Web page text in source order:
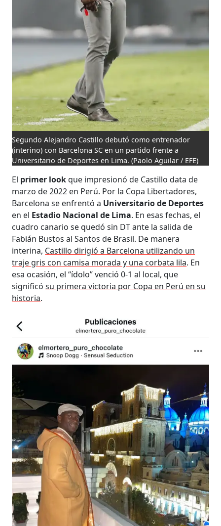
Segundo Alejandro Castillo debutó como entrenador
(interino) con Barcelona SC en un partido frente a
Universitario de Deportes en Lima. (Paolo Aguilar / EFE)
El primer lookque impresionó de Castillo data de
marzo de 2022 en Perú. Por la Copa Libertadores,
Barcelona se enfrentó a Universitario de Deportes
en el Estadio Nacional de Lima. En esas fechas, el
cuadro canario se quedó sin DT ante la salida de
Fabián Bustos al Santos de Brasil. De manera
interina, Castillo dirigió a Barcelona utilizando un
traje gris con camisa morada y una corbata lila. En
esa ocasión, el “ídolo” venció 0-1 al local, que
significósu primera victoria por Copa en Perú en su
historia.